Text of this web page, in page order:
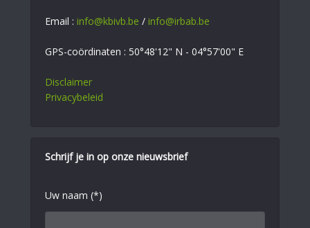
Email : info@kbivb.be / info@irbab.be
GPS-coördinaten : 50°48'12" N - 04°57'00" E
Disclaimer
Privacybeleid
Schrijf je in op onze nieuwsbrief
Uw naam (*)